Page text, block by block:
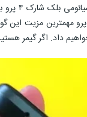
اگر اهل
گوشی بلک شارک 4 پرو و سایر مدل‌ها فروشگاه